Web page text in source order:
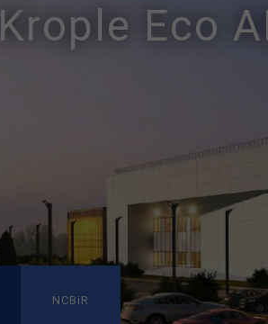
Krople Eco
NCBiR